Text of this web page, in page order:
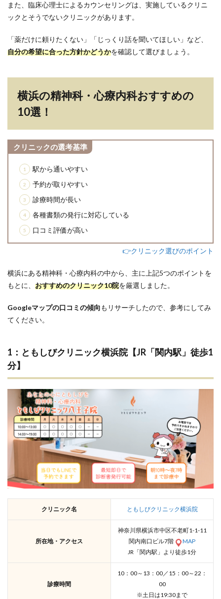
また、臨床心理士によるカウンセリングは、実施しているクリニ
ックとそうでないクリニックがあります。
「薬だけに頼りたくない」「じっくり話を聞いてほしい」など、
自分の希望に合った方針かどうかを確認して選びましょう。
横浜の精神科・心療内科おすすめの
10選！
クリニックの選考基準
駅から通いやすい
予約が取りやすい
診療時間が長い
各種書類の発行に対応している
口コミ評価が高い
👉クリニック選びのポイント
横浜にある精神科・心療内科の中から、主に上記5つのポイントを
もとに、 おすすめのクリニック10院を厳選しました。
Googleマップの口コミの傾向もリサーチしたので、参考にしてみ
てください。
1：ともしびクリニック横浜院【JR「関内駅」徒歩1
分】
クリニック名 ともしびクリニック横浜院
所在地・アクセス
神奈川県横浜市中区不老町1-1-11
関内南口ビル7階
MAP
JR「関内駅」より徒歩1分
診療時間
10：00～13：00／15：00～22：
00
※土日は19:30まで